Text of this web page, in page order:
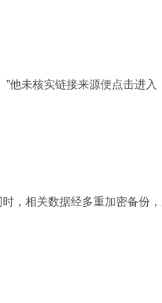
未核实链接来源便点击进入
相关数据经多重加密备份，